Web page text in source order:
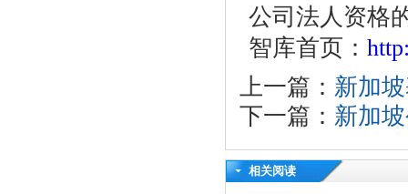
公司法人资格
智库首页：
上一篇： 新加
下一篇： 新加
相关阅读